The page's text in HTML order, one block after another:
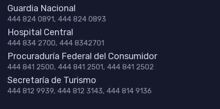
Guardia Nacional
444 824 0891, 444 824 0893
Hospital Central
444 834 2700, 444 8342701
Procuraduría Federal del Consumidor
444 841 2500, 444 841 2501, 444 841 2502
Secretaría de Turismo
444 812 9939, 444 812 3143, 444 814 9136